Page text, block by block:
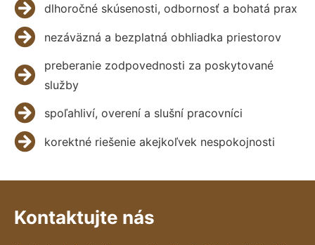
dlhoročné skúsenosti, odbornosť a bohatá prax
nezáväzná a bezplatná obhliadka priestorov
preberanie zodpovednosti za poskytované
služby
spoľahliví, overení a slušní pracovníci
korektné riešenie akejkoľvek nespokojnosti
Kontaktujte nás